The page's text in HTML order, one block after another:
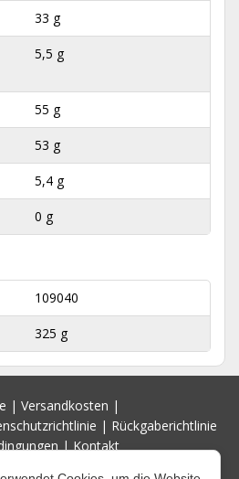
33 g
5,5 g
55 g
53 g
5,4 g
0 g
109040
325 g
| Versandkosten |
| Rückgaberichtlinie
|Kontakt